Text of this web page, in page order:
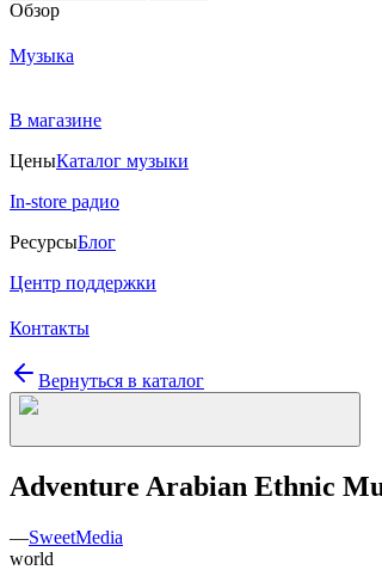
Обзор
Музыка
В магазине
ЦеныКаталог музыки
In-store радио
РесурсыБлог
Центр поддержки
Контакты
Вернуться в каталог
Adventure Arabian Ethnic
—SweetMedia
world